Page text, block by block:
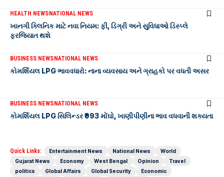
HEALTH NEWSNATIONAL NEWS
ખાનગી ક્લિનિક માટે નવા નિયમ: ફી, ડિગ્રી અને સુવિધાઓ ડિસ્પ્લે
ફરજિયાત થશે
BUSINESS NEWSNATIONAL NEWS
કોમર્શિયલ LPG ભાવવધારો: નાના વ્યવસાય અને ગ્રાહકો પર વધતી અસર
BUSINESS NEWSNATIONAL NEWS
કોમર્શિયલ LPG સિલિન્ડર ₹993 મોંઘો, ખાણીપીણીના ભાવ વધવાની શક્યતા
Quick Links: Entertainment News National News
World
Gujarat News
Economy West Bengal Opinion
Travel
politics
Global Affairs Global Security
Economic